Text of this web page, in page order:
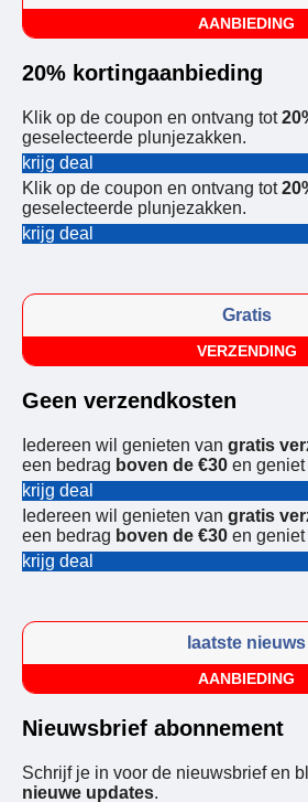
AANBIEDING
20% kortingaanbieding
Klik op de coupon en ontvang tot
geselecteerde plunjezakken.
krijg deal
Klik op de coupon en ontvang tot
geselecteerde plunjezakken.
krijg deal
Gratis
VERZENDING
Geen verzendkosten
Iedereen wil genieten van gratis
een bedrag boven de €30 en geniet
krijg deal
Iedereen wil genieten van gratis
een bedrag boven de €30 en geniet
krijg deal
laatste nieuws
AANBIEDING
Nieuwsbrief abonnement
Schrijf je in voor de nieuwsbrief en
nieuwe updates.